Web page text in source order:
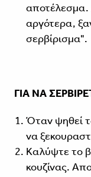
αποτέλεσμα.
αργότερα,
σερβίρισμα".
ΓΙΑ ΝΑ
Όταν ψηθεί
να
Καλύψτε το
κουζίνας.